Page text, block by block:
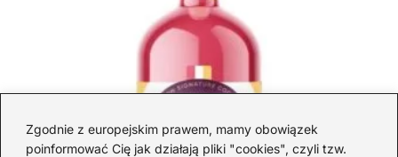
Zgodnie z europejskim prawem, mamy obowiązek
poinformować Cię jak działają pliki "cookies", czyli tzw.